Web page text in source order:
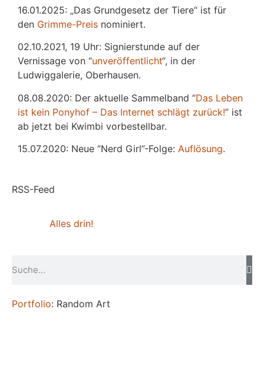
16.01.2025: „Das Grundgesetz der Tiere“ ist für
den Grimme-Preis nominiert.
02.10.2021, 19 Uhr: Signierstunde auf der
Vernissage von “unveröffentlicht“, in der
Ludwiggalerie, Oberhausen.
08.08.2020: Der aktuelle Sammelband “Das Leben
ist kein Ponyhof – Das Internet schlägt zurück!” ist
ab jetzt bei Kwimbi vorbestellbar.
15.07.2020: Neue “Nerd Girl”-Folge: Auflösung.
RSS-Feed
Alles drin!
Portfolio: Random Art